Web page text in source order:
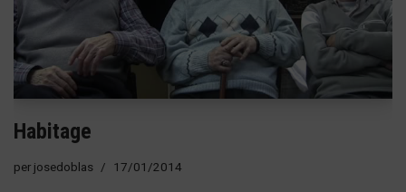
Habitage
per josedoblas 17/01/2014